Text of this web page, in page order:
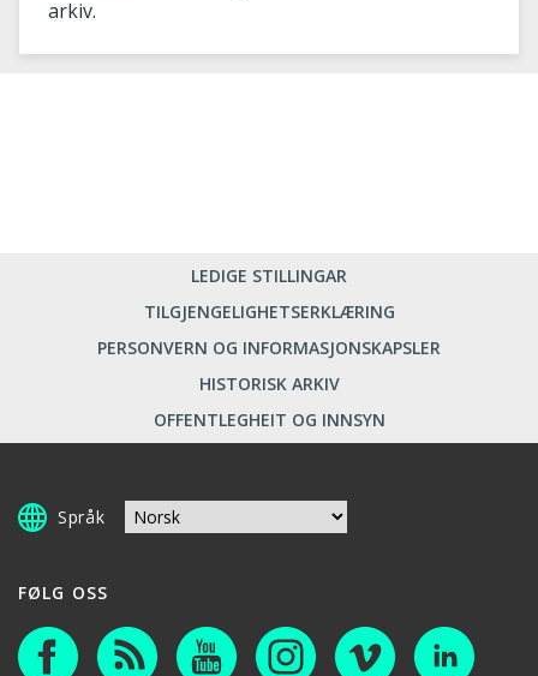
arkiv.
LEDIGE STILLINGAR
TILGJENGELIGHETSERKLÆRING
PERSONVERN OG INFORMASJONSKAPSLER
HISTORISK ARKIV
OFFENTLEGHEIT OG INNSYN
Språk
FØLG OSS